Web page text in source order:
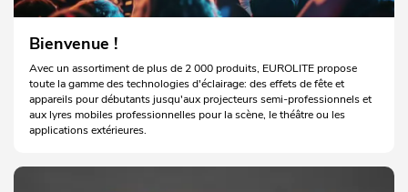
Bienvenue !
Avec un assortiment de plus de 2 000 produits, EUROLITE propose
toute la gamme des technologies d'éclairage: des effets de fête et
appareils pour débutants jusqu'aux projecteurs semi-professionnels et
aux lyres mobiles professionnelles pour la scène, le théâtre ou les
applications extérieures.